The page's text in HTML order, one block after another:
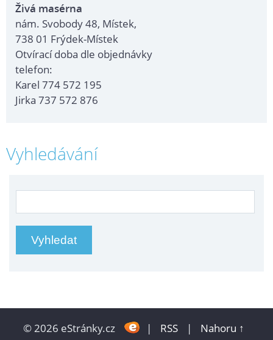
Živá masérna
nám. Svobody 48, Místek,
738 01 Frýdek-Místek
Otvírací doba dle objednávky
telefon:
Karel 774 572 195
Jirka 737 572 876
Vyhledávání
© 2026 eStránky.cz | RSS | Nahoru ↑